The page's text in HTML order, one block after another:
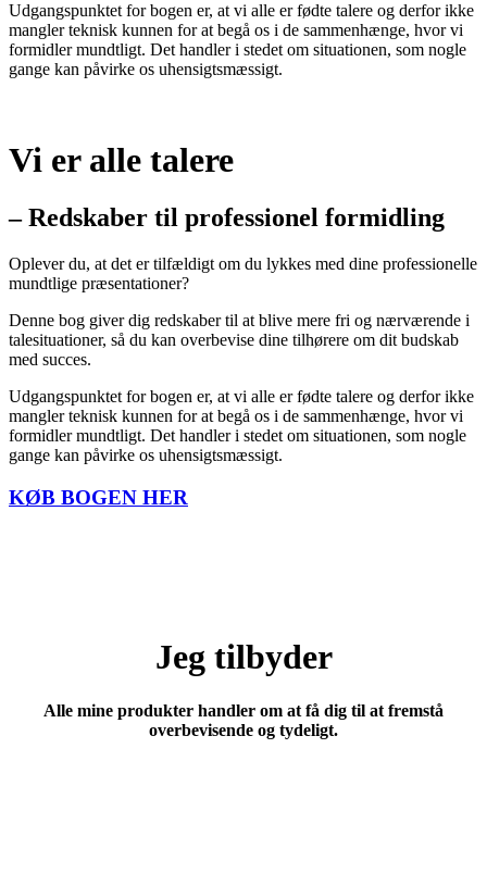
Udgangspunktet for bogen er, at vi alle er fødte talere og derfor ikke
mangler teknisk kunnen for at begå os i de sammenhænge, hvor vi
formidler mundtligt. Det handler i stedet om situationen, som nogle
gange kan påvirke os uhensigtsmæssigt.
Vi er alle talere
– Redskaber til professionel formidling
Oplever du, at det er tilfældigt om du lykkes med dine professionelle
mundtlige præsentationer?
Denne bog giver dig redskaber til at blive mere fri og nærværende i
talesituationer, så du kan overbevise dine tilhørere om dit budskab
med succes.
Udgangspunktet for bogen er, at vi alle er fødte talere og derfor ikke
mangler teknisk kunnen for at begå os i de sammenhænge, hvor vi
formidler mundtligt. Det handler i stedet om situationen, som nogle
gange kan påvirke os uhensigtsmæssigt.
KØB BOGEN HER
Jeg tilbyder
Alle mine produkter handler om at få dig til at fremstå
overbevisende og tydeligt.